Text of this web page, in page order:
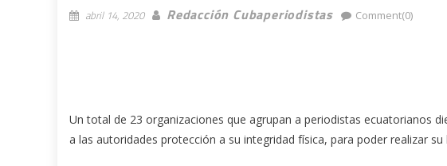
abril 14, 2020 Redacción Cubaperiodistas Comment(0)
Un total de 23 organizaciones que agrupan a periodistas ecuatorianos
a las autoridades protección a su integridad física, para poder realizar